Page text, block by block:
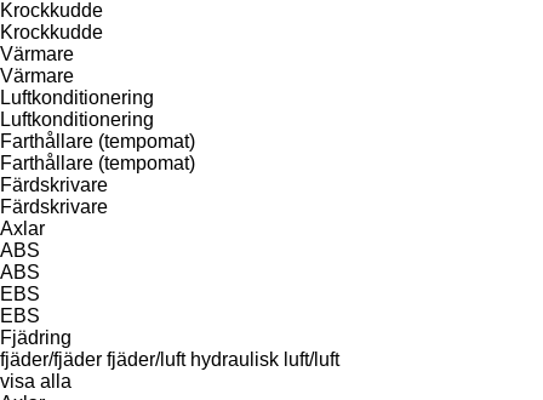
Krockkudde
Krockkudde
Värmare
Värmare
Luftkonditionering
Luftkonditionering
Farthållare (tempomat)
Farthållare (tempomat)
Färdskrivare
Färdskrivare
Axlar
ABS
ABS
EBS
EBS
Fjädring
fjäder/fjäder fjäder/luft hydraulisk luft/luft
visa alla